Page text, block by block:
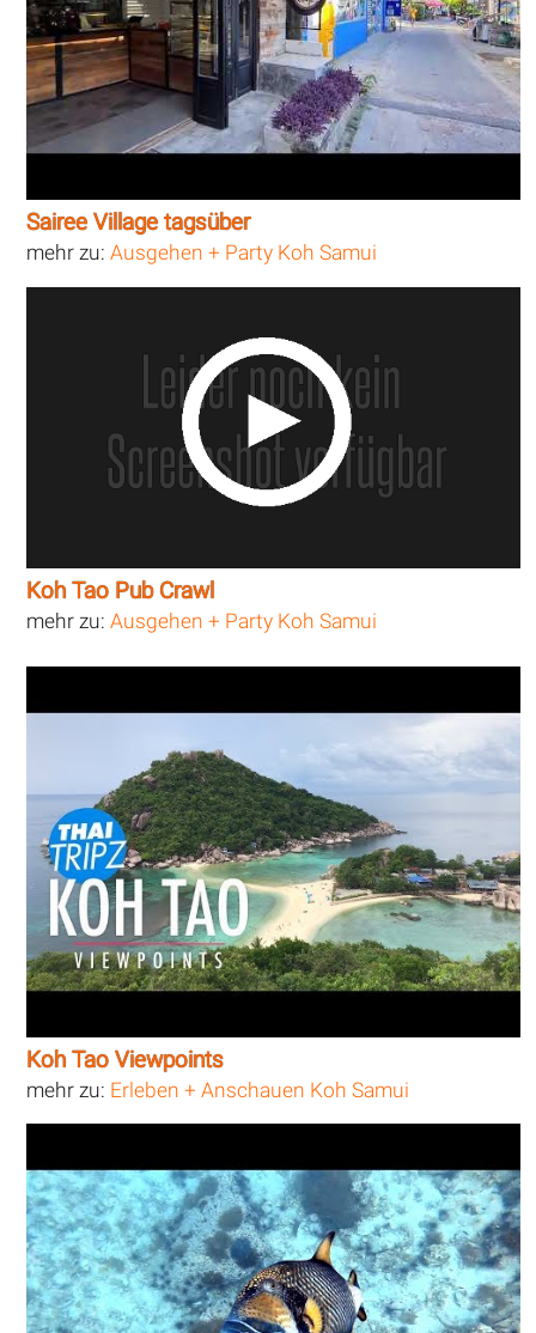
Sairee Village tagsüber
mehr zu:Ausgehen + Party Koh Samui
Koh Tao Pub Crawl
mehr zu:Ausgehen + Party Koh Samui
Koh Tao Viewpoints
mehr zu: Erleben + Anschauen Koh Samui